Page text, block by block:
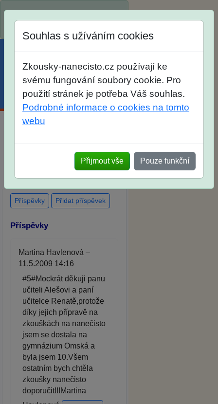
Menu Účet Košík
po skutečných přijímacích
zkouškách
Souhlas s užíváním cookies
Zkousky-nanecisto.cz používají ke
svému fungování soubory cookie. Pro
použití stránek je potřeba Váš souhlas.
Podrobné informace o cookies na tomto
webu
Přijmout vše Pouze funkční
Příspěvky Přidat příspěvek
Příspěvky
Martina Havlenová –
11.5.2009 14:16
#5#Mockrát děkuji panu
učiteli Alešovi a paní
učitelce Renatě,protože
díky jejich přípravě na
zkouškách na nanečisto
jsem se dostala na
gymnázium Omská a
byla jsem 10.Všem
ostatním bych chtěla
zkoušky nanečisto
doporučit!!!Martina